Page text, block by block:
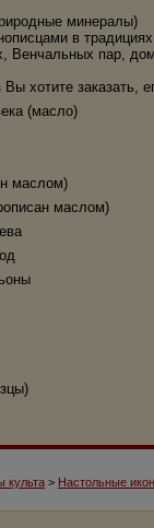
минералы)
в
пар,
хотите заказать,
(масло)
маслом)
маслом)
культа > Настольные